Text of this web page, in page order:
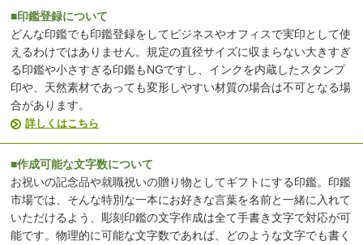
■印鑑登録について
どんな印鑑でも印鑑登録をしてビジネスやオフィスで実印として使
えるわけではありません。規定の直径サイズに収まらない大きすぎ
る印鑑や小さすぎる印鑑もNGですし、インクを内蔵したスタンプ
印や、天然素材であっても変形しやすい材質の場合は不可となる場
合があります。
詳しくはこちら
■作成可能な文字数について
お祝いの記念品や就職祝いの贈り物としてギフトにする印鑑。印鑑
市場では、そんな特別な一本にお好きな言葉を名前と一緒に入れて
いただけるよう、彫刻印鑑の文字作成は全て手書き文字で対応が可
能です。物理的に可能な文字数であれば、どのような文字でも書く